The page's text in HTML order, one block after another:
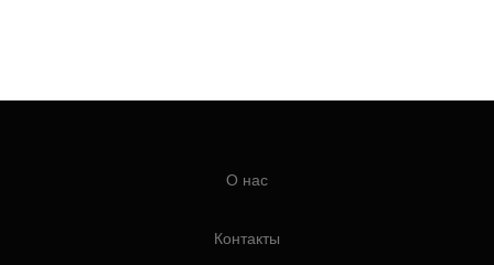
О нас
Контакты